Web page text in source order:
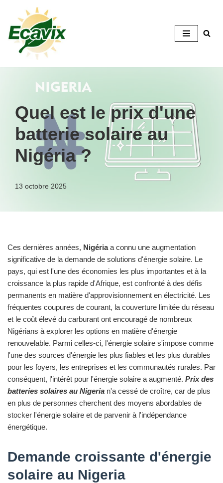
Skip
to
content
Quel est le prix d'une
batterie solaire au
Nigéria ?
13 octobre 2025
Ces dernières années, Nigériaa connu une augmentation
significative de la demande de solutions d'énergie solaire. Le
pays, qui est l'une des économies les plus importantes et à la
croissance la plus rapide d'Afrique, est confronté à des défis
permanents en matière d'approvisionnement en électricité. Les
fréquentes coupures de courant, la couverture limitée du réseau
et le coût élevé du carburant ont encouragé de nombreux
Nigérians à explorer les options en matière d'énergie
renouvelable. Parmi celles-ci, l'énergie solaire s'impose comme
l'une des sources d'énergie les plus fiables et les plus durables
pour les foyers, les entreprises et les communautés rurales. Par
conséquent, l'intérêt pour l'énergie solaire a augmenté. Prix des
batteries solaires au Nigeria n'a cessé de croître, car de plus
en plus de personnes cherchent des moyens abordables de
stocker l'énergie solaire et de parvenir à l'indépendance
énergétique.
Demande croissante d'énergie
solaire au Nigeria